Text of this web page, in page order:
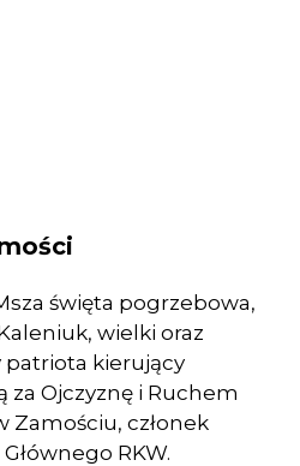
święta pogrzebowa,
wielki oraz
kierujący
za Ojczyznę i Ruchem
Zamościu, członek
RKW.